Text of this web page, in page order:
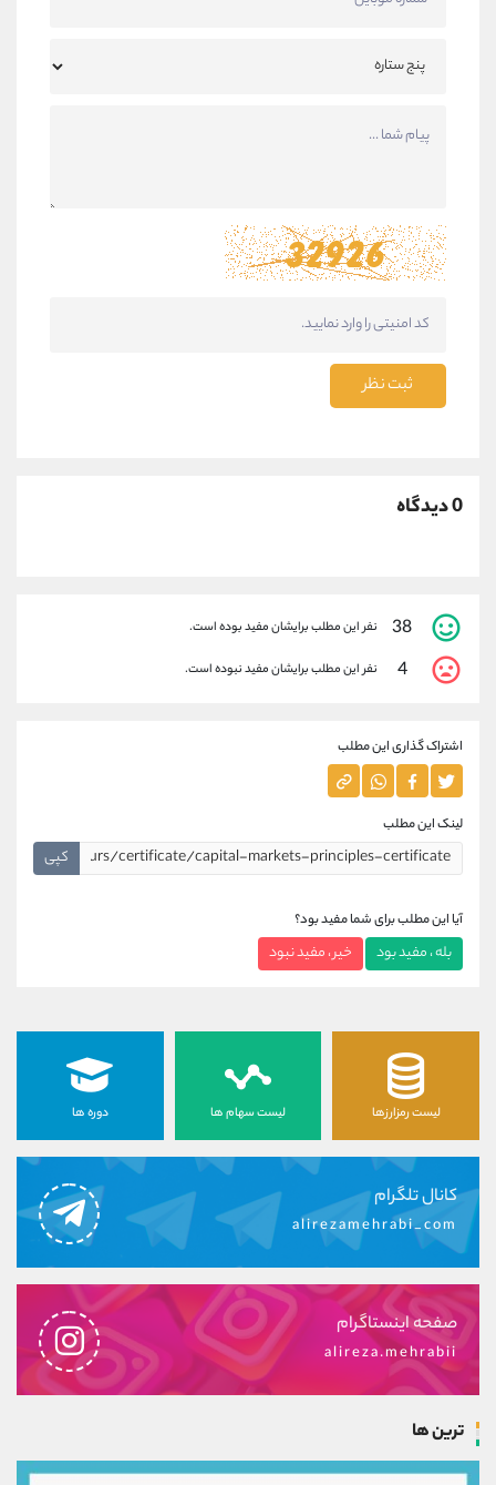
ثبت نظر
0 دیدگاه
38 نفر این مطلب برایشان مفید بوده است.
4 نفر این مطلب برایشان مفید نبوده است.
اشتراک گذاری این مطلب
لینک این مطلب
کپی
آیا این مطلب برای شما مفید بود؟
بله ، مفید بود خیر ، مفید نبود
لیست رمزارزها لیست سهام ها دوره ها
کانال تلگرام
alirezamehrabi_com
صفحه اینستاگرام
alireza.mehrabii
ترین ها